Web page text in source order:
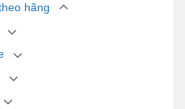
hãng